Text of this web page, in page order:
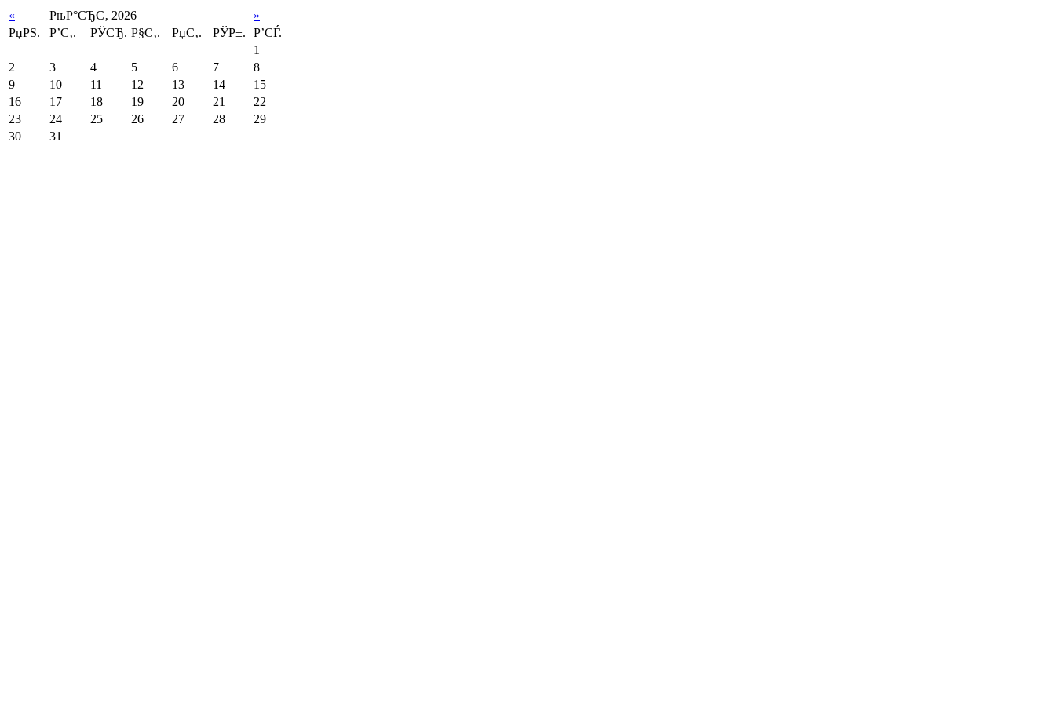
« РњР°СЂС‚ 2026
»
РџРЅ.
Р’С‚. РЎСЂ. Р§С‚. РџС‚. РЎР±.
Р’СЃ.
1
2
3 4 5 6 7
8
9
10 11 12 13 14
15
16
17 18 19 20 21
22
23
24 25 26 27 28
29
30
31